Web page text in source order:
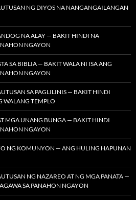
NG DIYOS NA NANGANGAILANGAN
NA ALAY — BAKIT HINDI NA
NGAYON
SA BIBLIA — BAKIT WALA NI ISA ANG
NGAYON
SA PAGLILINIS — BAKIT HINDI
WALANG TEMPLO
MGA UNANG BUNGA — BAKIT HINDI
NGAYON
NG KOMUNYON — ANG HULING HAPUNAN
NG NAZAREO AT NG MGA PANATA —
SA PANAHON NGAYON